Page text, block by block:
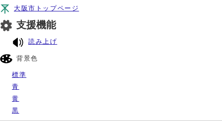
大阪市トップページ
支援機能
読み上げ
背景色
標準
青
黄
黒